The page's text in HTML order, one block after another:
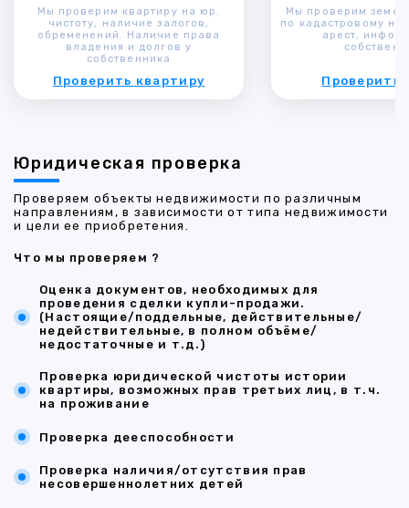
Мы проверим квартиру на юр.
чистоту, наличие залогов,
обременений. Наличие права
владения и долгов у
собственника
Проверить квартиру
Мы проверим
по кадастровому
арест,
Проверить
Юридическая проверка
Проверяем объекты недвижимости по различным
направлениям, в зависимости от типа недвижимости
и цели ее приобретения.
Что мы проверяем ?
Оценка документов, необходимых для
проведения сделки купли-продажи.
(Настоящие/поддельные, действительные/
недействительные, в полном объёме/
недостаточные и т.д.)
Проверка юридической чистоты истории
квартиры, возможных прав третьих лиц, в т.ч.
на проживание
Проверка дееспособности
Проверка наличия/отсутствия прав
несовершеннолетних детей